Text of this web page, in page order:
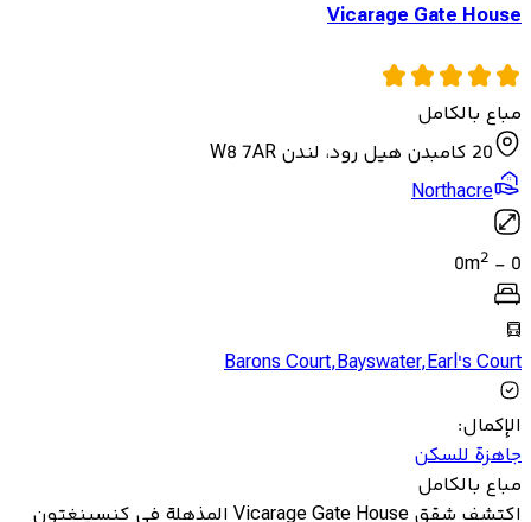
Vicarage Gate House
مباع بالكامل
20 كامبدن هيل رود، لندن W8 7AR
Northacre
0
-
0m2
Barons Court,Bayswater,Earl's Court
الإكمال:
جاهزة للسكن
مباع بالكامل
اكتشف شقق Vicarage Gate House المذهلة في كنسينغتون